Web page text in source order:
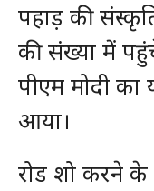
पहाड़ की
की संख्या में
पीएम मोदी
आया।
रोड शो करने